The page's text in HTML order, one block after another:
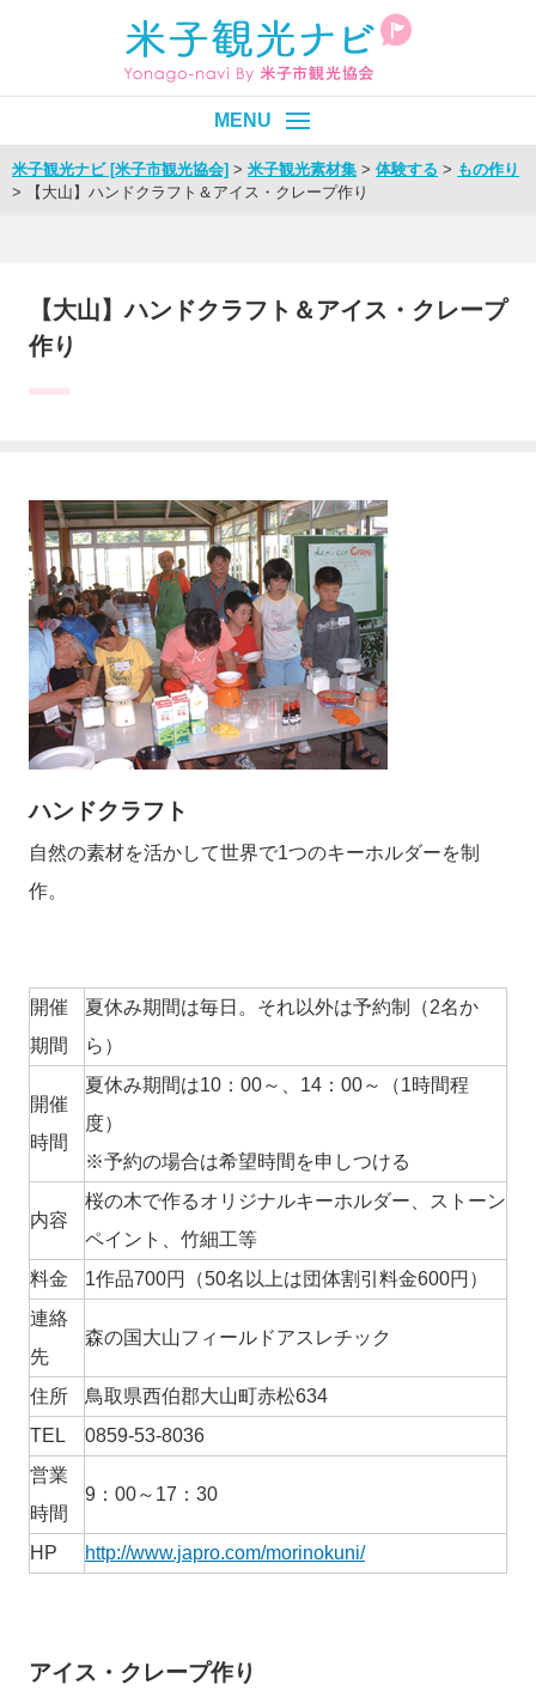
イベント
米子観光ナビ [米子市観光協会] > 米子観光素材集 > 体験する > もの作り
>
【大山】ハンドクラフト＆アイス・クレープ作り
【大山】ハンドクラフト＆アイス・クレープ
作り
ハンドクラフト
自然の素材を活かして世界で1つのキーホルダーを制
作。
開催
期間
夏休み期間は毎日。それ以外は予約制（2名か
ら）
開催
時間
夏休み期間は10：00～、14：00～（1時間程
度）
※予約の場合は希望時間を申しつける
内容
桜の木で作るオリジナルキーホルダー、ストーン
ペイント、竹細工等
料金
1作品700円（50名以上は団体割引料金600円）
連絡
先
森の国大山フィールドアスレチック
住所
鳥取県西伯郡大山町赤松634
TEL
0859-53-8036
営業
時間
9：00～17：30
HP http://www.japro.com/morinokuni/
アイス・クレープ作り